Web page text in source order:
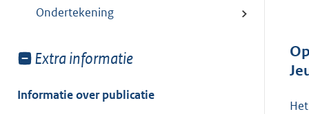
Ondertekening
Toon
van:
Extra informatie
Informatie over publicatie